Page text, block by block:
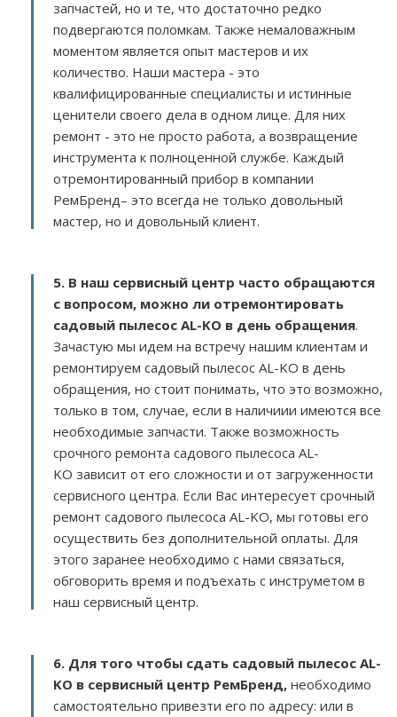
запчастей, но и те, что достаточно редко
подвергаются поломкам. Также немаловажным
моментом является опыт мастеров и их
количество. Наши мастера - это
квалифицированные специалисты и истинные
ценители своего дела в одном лице. Для них
ремонт - это не просто работа, а возвращение
инструмента к полноценной службе. Каждый
отремонтированный прибор в компании
РемБренд– это всегда не только довольный
мастер, но и довольный клиент.
5. В наш сервисный центр часто обращаются
с вопросом, можно ли отремонтировать
садовый пылесос AL-KO в день обращения.
Зачастую мы идем на встречу нашим клиентам и
ремонтируем садовый пылесос AL-KO в день
обращения, но стоит понимать, что это возможно,
только в том, случае, если в наличиии имеются все
необходимые запчасти. Также возможность
срочного ремонта садового пылесоса AL-
KO зависит от его сложности и от загруженности
сервисного центра. Если Вас интересует срочный
ремонт садового пылесоса AL-KO, мы готовы его
осуществить без дополнительной оплаты. Для
этого заранее необходимо с нами связаться,
обговорить время и подъехать с инструметом в
наш сервисный центр.
6. Для того чтобы сдать садовый пылесос AL-
KO в сервисный центр РемБренд, необходимо
самостоятельно привезти его по адресу: или в